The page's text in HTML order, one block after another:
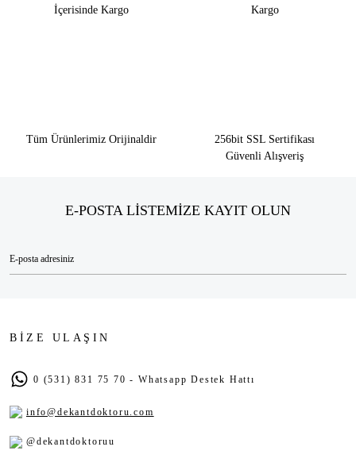
İçerisinde Kargo
Kargo
Tüm Ürünlerimiz Orijinaldir
256bit SSL Sertifikası
Güvenli Alışveriş
E-POSTA LİSTEMİZE KAYIT OLUN
BİZE ULAŞIN
0 (531) 831 75 70 - Whatsapp Destek Hattı
info@dekantdoktoru.com
@dekantdoktoruu